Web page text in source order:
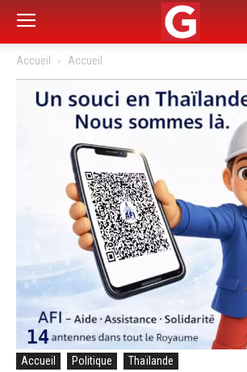
Accueil Accueil
Accueil Politique Thaïlande